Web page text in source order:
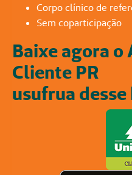
Corpo clínico de
Sem coparticipação
Baixe agora o
Cliente PR
usufrua